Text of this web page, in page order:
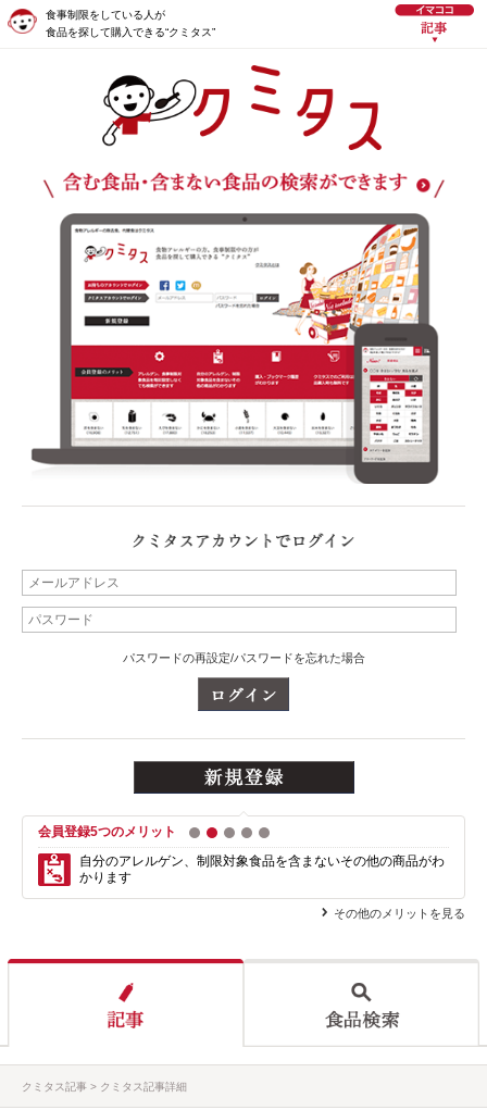
食事制限をしている人が
食品を探して購入できる“クミタス”
パスワードの再設定/パスワードを忘れた場合
会員登録5つのメリット 1 2 3 4
自分のアレルゲン、制限対象食品を含まないその他の商品がわ
かります
その他のメリットを見る
クミタス記事 クミタス記事詳細